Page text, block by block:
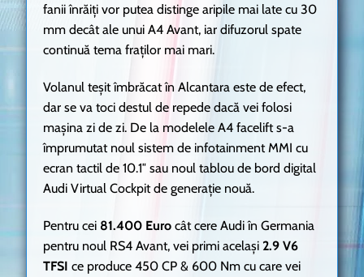
fanii înrăiți vor putea distinge aripile mai late cu 30
mm decât ale unui A4 Avant, iar difuzorul spate
continuă tema fraților mai mari.
Volanul teșit îmbrăcat în Alcantara este de efect,
dar se va toci destul de repede dacă vei folosi
mașina zi de zi. De la modelele A4 facelift s-a
împrumutat noul sistem de infotainment MMI cu
ecran tactil de 10.1″ sau noul tablou de bord digital
Audi Virtual Cockpit de generație nouă.
Pentru cei 81.400 Eurocât cere Audi în Germania
pentru noul RS4 Avant, vei primi același 2.9 V6
TFSI ce produce 450 CP & 600 Nm cu care vei